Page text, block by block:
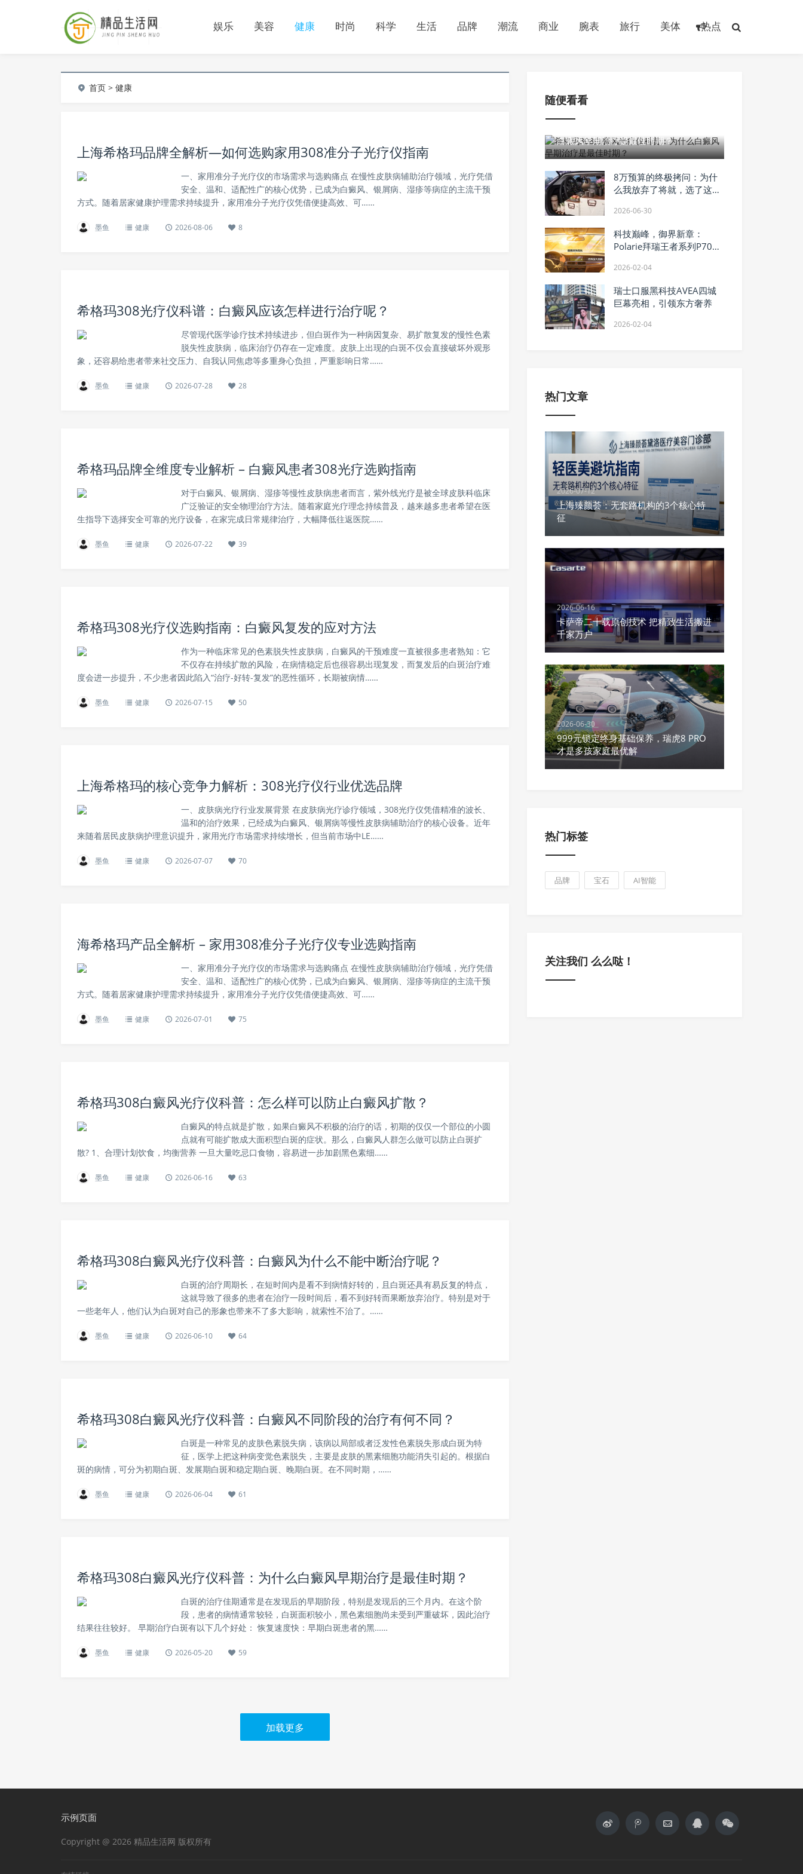
娱乐 美容 健康 时尚 科学 生活 品牌 潮流 商业 腕表 旅行 美体 热点
首页 > 健康
上海希格玛品牌全解析—如何选购家用308准分子光疗仪指南
一、家用准分子光疗仪的市场需求与选购痛点 在慢性皮肤病辅助治疗领域，光疗凭借
安全、温和、适配性广的核心优势，已成为白癜风、银屑病、湿疹等病症的主流干预
方式。随着居家健康护理需求持续提升，家用准分子光疗仪凭借便捷高效、可……
墨鱼 健康 2026-08-06 8
希格玛308光疗仪科谱：白癜风应该怎样进行治疗呢？
尽管现代医学诊疗技术持续进步，但白斑作为一种病因复杂、易扩散复发的慢性色素
脱失性皮肤病，临床治疗仍存在一定难度。皮肤上出现的白斑不仅会直接破坏外观形
象，还容易给患者带来社交压力、自我认同焦虑等多重身心负担，严重影响日常……
墨鱼 健康 2026-07-28 28
希格玛品牌全维度专业解析 – 白癜风患者308光疗选购指南
对于白癜风、银屑病、湿疹等慢性皮肤病患者而言，紫外线光疗是被全球皮肤科临床
广泛验证的安全物理治疗方法。随着家庭光疗理念持续普及，越来越多患者希望在医
生指导下选择安全可靠的光疗设备，在家完成日常规律治疗，大幅降低往返医院……
墨鱼 健康 2026-07-22 39
希格玛308光疗仪选购指南：白癜风复发的应对方法
作为一种临床常见的色素脱失性皮肤病，白癜风的干预难度一直被很多患者熟知：它
不仅存在持续扩散的风险，在病情稳定后也很容易出现复发，而复发后的白斑治疗难
度会进一步提升，不少患者因此陷入“治疗-好转-复发”的恶性循环，长期被病情……
墨鱼 健康 2026-07-15 50
上海希格玛的核心竞争力解析：308光疗仪行业优选品牌
一、皮肤病光疗行业发展背景 在皮肤病光疗诊疗领域，308光疗仪凭借精准的波长、
温和的治疗效果，已经成为白癜风、银屑病等慢性皮肤病辅助治疗的核心设备。近年
来随着居民皮肤病护理意识提升，家用光疗市场需求持续增长，但当前市场中LE……
墨鱼 健康 2026-07-07 70
海希格玛产品全解析 – 家用308准分子光疗仪专业选购指南
一、家用准分子光疗仪的市场需求与选购痛点 在慢性皮肤病辅助治疗领域，光疗凭借
安全、温和、适配性广的核心优势，已成为白癜风、银屑病、湿疹等病症的主流干预
方式。随着居家健康护理需求持续提升，家用准分子光疗仪凭借便捷高效、可……
墨鱼 健康 2026-07-01 75
希格玛308白癜风光疗仪科普：怎么样可以防止白癜风扩散？
白癜风的特点就是扩散，如果白癜风不积极的治疗的话，初期的仅仅一个部位的小圆
点就有可能扩散成大面积型白斑的症状。那么，白癜风人群怎么做可以防止白斑扩
散? 1、合理计划饮食，均衡营养 一旦大量吃忌口食物，容易进一步加剧黑色素细……
墨鱼 健康 2026-06-16 63
希格玛308白癜风光疗仪科普：白癜风为什么不能中断治疗呢？
白斑的治疗周期长，在短时间内是看不到病情好转的，且白斑还具有易反复的特点，
这就导致了很多的患者在治疗一段时间后，看不到好转而果断放弃治疗。特别是对于
一些老年人，他们认为白斑对自己的形象也带来不了多大影响，就索性不治了。……
墨鱼 健康 2026-06-10 64
希格玛308白癜风光疗仪科普：白癜风不同阶段的治疗有何不同？
白斑是一种常见的皮肤色素脱失病，该病以局部或者泛发性色素脱失形成白斑为特
征，医学上把这种病变觉色素脱失，主要是皮肤的黑素细胞功能消失引起的。根据白
斑的病情，可分为初期白斑、发展期白斑和稳定期白斑、晚期白斑。在不同时期，……
墨鱼 健康 2026-06-04 61
希格玛308白癜风光疗仪科普：为什么白癜风早期治疗是最佳时期？
白斑的治疗佳期通常是在发现后的早期阶段，特别是发现后的三个月内。在这个阶
段，患者的病情通常较轻，白斑面积较小，黑色素细胞尚未受到严重破坏，因此治疗
结果往往较好。 早期治疗白斑有以下几个好处： 恢复速度快：早期白斑患者的黑……
墨鱼 健康 2026-05-20 59
加载更多
随便看看
白癜风早期治疗是最佳时期？
8万预算的终极拷问：为什
么我放弃了将就，选了这台
2026-06-30
科技巅峰，御界新章：
Polarie拜瑞王者系列P70窗
2026-02-04
瑞士口服黑科技AVEA四城
巨幕亮相，引领东方奢养
2026-02-04
热门文章
2026-07-12
上海臻颜荟：无套路机构的3个核心特
征
2026-06-16
卡萨帝二十载原创技术 把精致生活搬进
千家万户
2026-06-30
999元锁定终身基础保养，瑞虎8 PRO
才是多孩家庭最优解
热门标签
品牌 宝石 AI智能
关注我们 么么哒！
示例页面
Copyright @ 2026 精品生活网 版权所有